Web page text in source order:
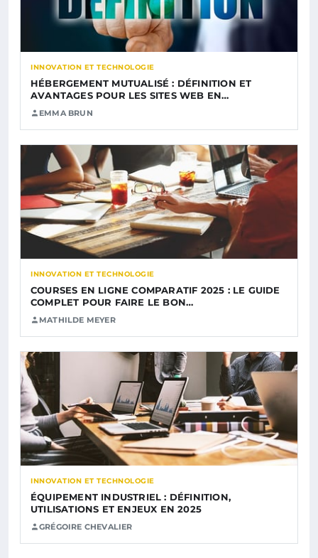
INNOVATION ET TECHNOLOGIE
HÉBERGEMENT MUTUALISÉ : DÉFINITION ET
AVANTAGES POUR LES SITES WEB EN…
EMMA BRUN
INNOVATION ET TECHNOLOGIE
COURSES EN LIGNE COMPARATIF 2025 : LE GUIDE
COMPLET POUR FAIRE LE BON…
MATHILDE MEYER
INNOVATION ET TECHNOLOGIE
ÉQUIPEMENT INDUSTRIEL : DÉFINITION,
UTILISATIONS ET ENJEUX EN 2025
GRÉGOIRE CHEVALIER